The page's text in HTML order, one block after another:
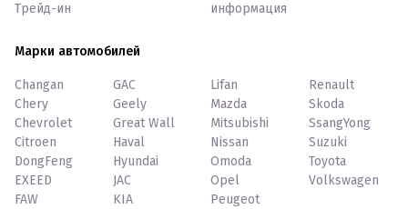
Трейд-ин
информация
Марки автомобилей
Changan
Chery
Chevrolet
Citroen
DongFeng
EXEED
FAW
GAC
Geely
Great Wall
Haval
Hyundai
JAC
KIA
Lifan
Mazda
Mitsubishi
Nissan
Omoda
Opel
Peugeot
Renault
Skoda
SsangYong
Suzuki
Toyota
Volkswagen